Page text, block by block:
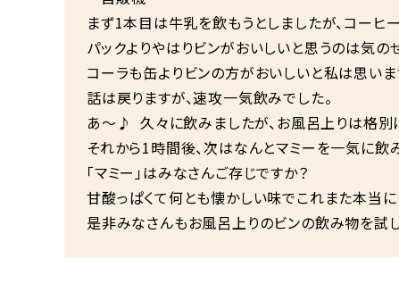
まず1本目は牛乳を飲もうとしましたが、コーヒ
パックよりやはりビンがおいしいと思うのは気の
コーラも缶よりビンの方がおいしいと私は思います
話は戻りますが、速攻一気飲みでした。
あ～♪ 久々に飲みましたが、お風呂上りは格別
それから1時間後、次はなんとマミーを一気に飲
「マミー」はみなさんご存じですか？
甘酸っぱくて何とも懐かしい味でこれまた本当に
是非みなさんもお風呂上りのビンの飲み物を試